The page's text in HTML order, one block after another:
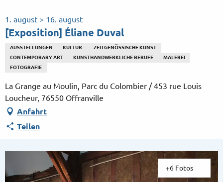
au
contenu
1. august > 16. august
[Exposition] Éliane Duval
AUSSTELLUNGEN KULTUR-
ZEITGENÖSSISCHE KUNST
CONTEMPORARY ART
KUNSTHANDWERKLICHE BERUFE
MALEREI
FOTOGRAFIE
La Grange au Moulin, Parc du Colombier / 453 rue Louis
Loucheur, 76550 Offranville
Anfahrt
Teilen
+6 Fotos